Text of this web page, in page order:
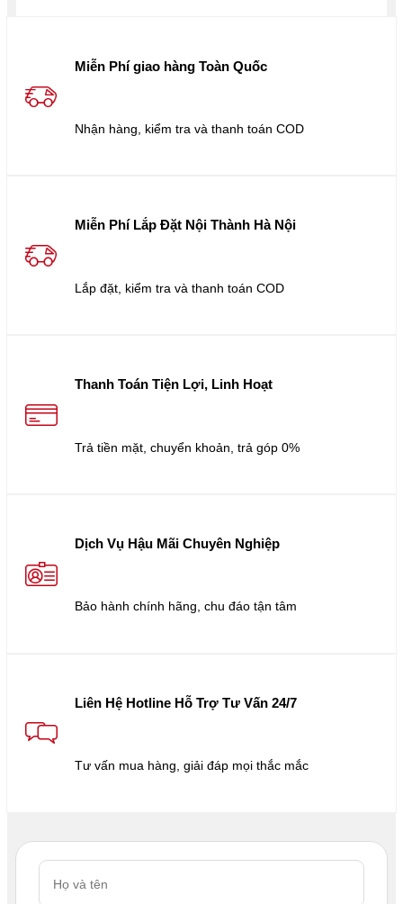
Miễn Phí giao hàng Toàn Quốc
Nhận hàng, kiểm tra và thanh toán COD
Miễn Phí Lắp Đặt Nội Thành Hà Nội
Lắp đặt, kiểm tra và thanh toán COD
Thanh Toán Tiện Lợi, Linh Hoạt
Trả tiền mặt, chuyển khoản, trả góp 0%
Dịch Vụ Hậu Mãi Chuyên Nghiệp
Bảo hành chính hãng, chu đáo tận tâm
Liên Hệ Hotline Hỗ Trợ Tư Vấn 24/7
Tư vấn mua hàng, giải đáp mọi thắc mắc